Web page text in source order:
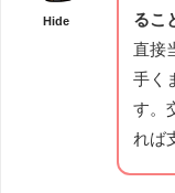
Hide るこ
直接
手く
す。
れば